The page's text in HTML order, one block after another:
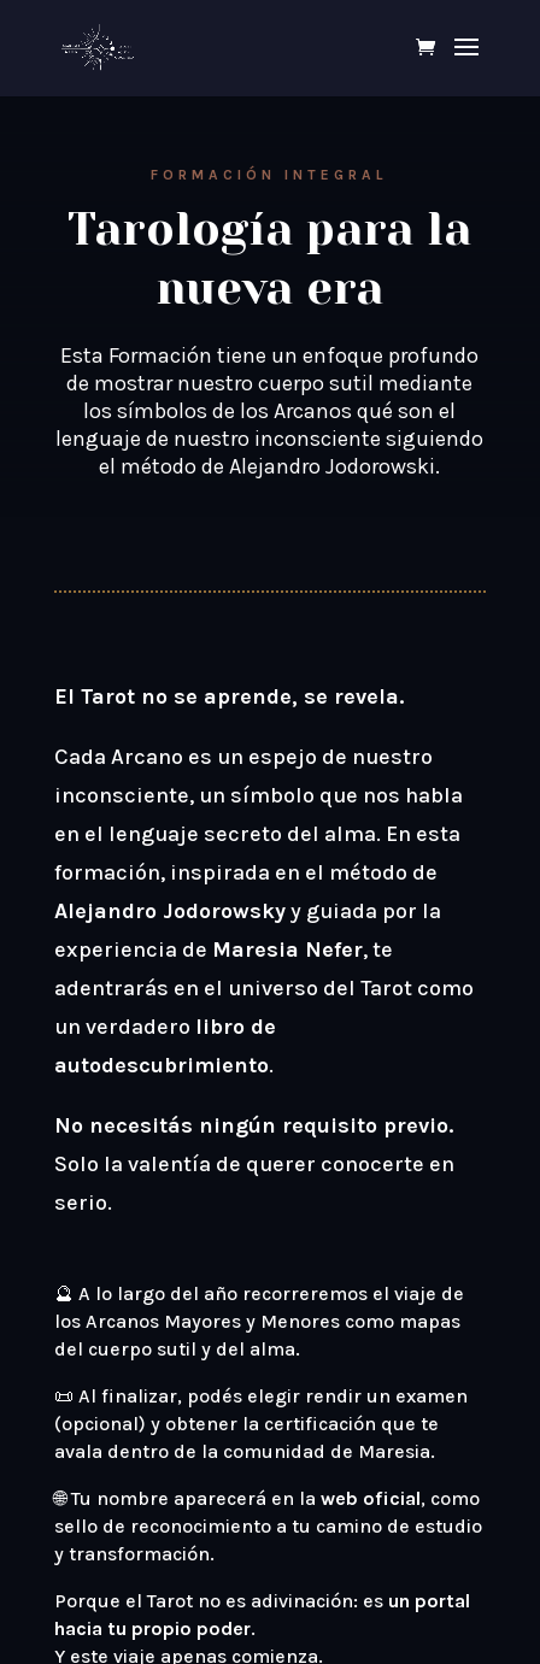
FORMACIÓN INTEGRAL
Tarología para la
nueva era
Esta Formación tiene un enfoque profundo
de mostrar nuestro cuerpo sutil mediante
los símbolos de los Arcanos qué son el
lenguaje de nuestro inconsciente siguiendo
el método de Alejandro Jodorowski.
El Tarot no se aprende, se revela.
Cada Arcano es un espejo de nuestro
inconsciente, un símbolo que nos habla
en el lenguaje secreto del alma. En esta
formación, inspirada en el método de
Alejandro Jodorowskyy guiada por la
experiencia de Maresia Nefer, te
adentrarás en el universo del Tarot como
un verdadero libro de
autodescubrimiento.
No necesitás ningún requisito previo.
Solo la valentía de querer conocerte en
serio.
🔮 A lo largo del año recorreremos el viaje de
los Arcanos Mayores y Menores como mapas
del cuerpo sutil y del alma.
📜 Al finalizar, podés elegir rendir un examen
(opcional) y obtener la certificación que te
avala dentro de la comunidad de Maresia.
🌐 Tu nombre aparecerá en la web oficial, como
sello de reconocimiento a tu camino de estudio
y transformación.
Porque el Tarot no es adivinación: es un portal
hacia tu propio poder.
Y este viaje apenas comienza.